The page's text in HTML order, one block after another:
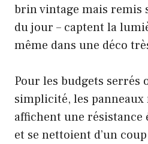
brin vintage mais remis
du jour – captent la
même dans une déco
Pour les budgets serrés
simplicité, les panneaux
affichent une résistance
et se nettoient d’un